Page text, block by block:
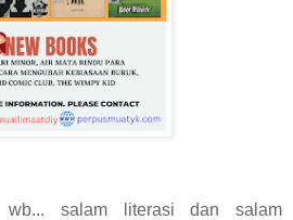
wb... salam literasi dan salam